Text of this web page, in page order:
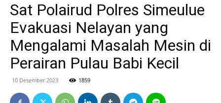
Sat Polairud Polres Simeulue
Evakuasi Nelayan yang
Mengalami Masalah Mesin di
Perairan Pulau Babi Kecil
10 Desember 2023 1859